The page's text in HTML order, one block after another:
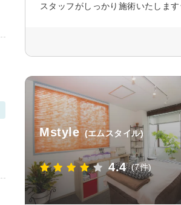
スタッフがしっかり施術いたしま
Mstyle (エムスタイル)
4.4 (7件)